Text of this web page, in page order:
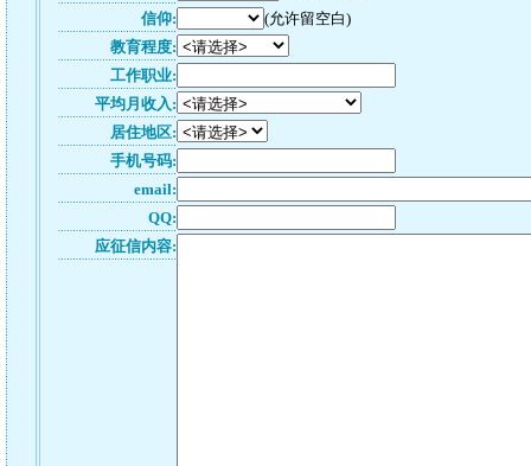
信仰:
(允许留空白)
教育程度:
工作职业:
平均月收入:
居住地区:
手机号码:
email:
QQ:
应征信内容: